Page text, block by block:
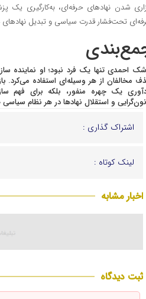
شدن نهادهای حرفه‌ای، به‌کارگیری یک
تحت‌فشار قدرت سیاسی و تبدیل نهادهای
احمدی تنها یک فرد نبود؛ او نماینده
مخالفان از هر وسیله‌ای استفاده می‌کرد.
یک چهره منفور، بلکه برای فهم
و استقلال نهادها در هر نظام
اشتراک گذاری :
لینک کوتاه :
اخبار مشابه
ثبت دیدگاه